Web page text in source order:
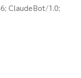
ClaudeBot/1.0;